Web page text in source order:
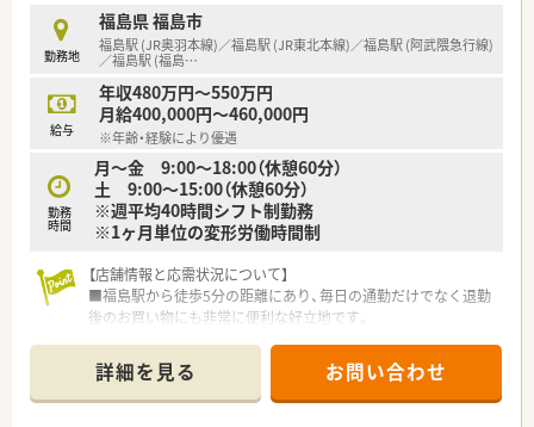
能です。
【こんな方が活躍中】
■調剤未経験で入社したスタッフが全体の約3割を占めており、
充実した教育制度や周囲のサポートを受けて、現在は立派に活躍
しています。
■子育てをしながら勤務する薬剤師も多く在籍しており、急な家
庭の事情によるお休みにも、店舗間の応援体制で対応し合ってい
ます。
■福島県という土地に愛着を持ち、地元の方々の健康を支えるこ
とにやりがいを感じている、誠実な人柄のスタッフが多数在籍し
勤務地
福島県 福島市
福島駅 (JR奥羽本線)／福島駅 (JR東北本線)／福島駅 (阿武隈急行線)
／福島駅 (福島…
給与
年収480万円～550万円
月給400,000円～460,000円
※年齢・経験により優遇
勤務
時間
月～金 9:00～18:00（休憩60分）
土 9:00～15:00（休憩60分）
※週平均40時間シフト制勤務
※1ヶ月単位の変形労働時間制
【店舗情報と応需状況について】
■福島駅から徒歩5分の距離にあり、毎日の通勤だけでなく退勤
後のお買い物にも非常に便利な好立地です。
としっかりと連携が取れている店舗です。
■1日あたりの処方箋応需枚数は約40枚で、医薬品の採用品目数
は1,000品目ほどを常時取り揃えています。
詳細を見る お問い合わせ